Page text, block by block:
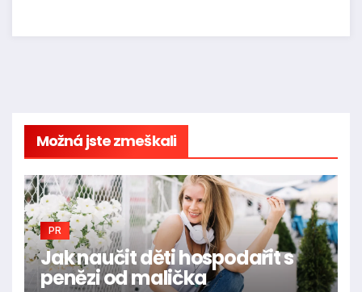
Možná jste zmeškali
PR
Jak naučit děti hospodařit s
penězi od malička